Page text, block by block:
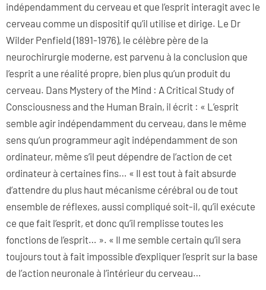
indépendamment du cerveau et que l’esprit interagit avec le
cerveau comme un dispositif qu’il utilise et dirige. Le Dr
Wilder Penfield (1891-1976), le célèbre père de la
neurochirurgie moderne, est parvenu à la conclusion que
l’esprit a une réalité propre, bien plus qu’un produit du
cerveau. Dans Mystery of the Mind : A Critical Study of
Consciousness and the Human Brain, il écrit : « L’esprit
semble agir indépendamment du cerveau, dans le même
sens qu’un programmeur agit indépendamment de son
ordinateur, même s’il peut dépendre de l’action de cet
ordinateur à certaines fins… « Il est tout à fait absurde
d’attendre du plus haut mécanisme cérébral ou de tout
ensemble de réflexes, aussi compliqué soit-il, qu’il exécute
ce que fait l’esprit, et donc qu’il remplisse toutes les
fonctions de l’esprit… ». « Il me semble certain qu’il sera
toujours tout à fait impossible d’expliquer l’esprit sur la base
de l’action neuronale à l’intérieur du cerveau…